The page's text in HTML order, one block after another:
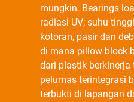
mungkin. Bearings
radiasi UV; suhu
kotoran, pasir dan
di mana pillow block
dari plastik berkinerja
pelumas terintegrasi
terbukti di lapangan